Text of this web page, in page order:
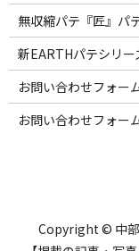
無収縮パテ『匠』パ
新EARTHパテシリー
お問い合わせフォー
お問い合わせフォー
Copyright © 中